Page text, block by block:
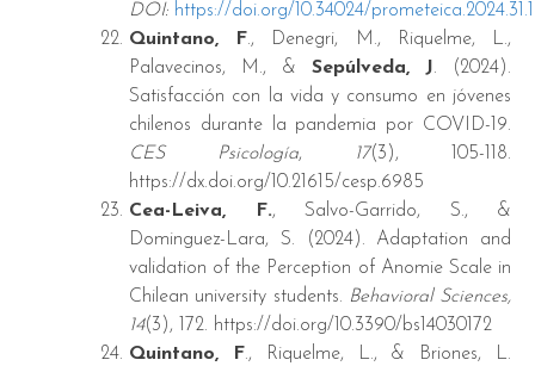
DOI: https://doi.org/10.34024/
Quintano, F., Denegri, M., Riquelme, L.,
Palavecinos, M., & Sepúlveda, J. (2024).
Satisfacción con la vida y consumo en jóvenes
chilenos durante la pandemia por COVID-19.
CES Psicología, 17(3), 105-118.
https://dx.doi.org/10.21615/cesp.6985
Cea-Leiva, F., Salvo-Garrido, S., &
Dominguez-Lara, S. (2024). Adaptation and
validation of the Perception of Anomie Scale in
Chilean university students. Behavioral Sciences,
14(3), 172. https://doi.org/10.3390/bs14030172
Quintano, F., Riquelme, L., & Briones, L.